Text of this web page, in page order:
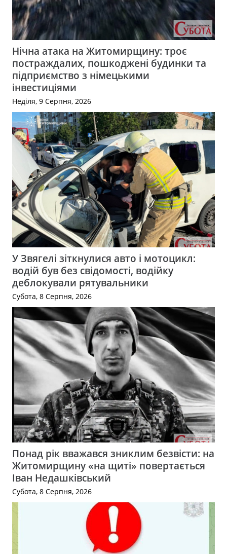
Нічна атака на Житомирщину: троє
постраждалих, пошкоджені будинки та
підприємство з німецькими
інвестиціями
Неділя, 9 Серпня, 2026
У Звягелі зіткнулися авто і мотоцикл:
водій був без свідомості, водійку
деблокували рятувальники
Субота, 8 Серпня, 2026
Понад рік вважався зниклим безвісти: на
Житомирщину «на щиті» повертається
Іван Недашківський
Субота, 8 Серпня, 2026